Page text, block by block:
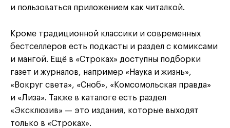
и пользоваться приложением как читалкой.
Кроме традиционной классики и современных
бестселлеров есть подкасты и раздел с комиксами
и мангой. Ещё в «Строках» доступны подборки
газет и журналов, например «Наука и жизнь»,
«Вокруг света», «Сноб», «Комсомольская правда»
и «Лиза». Также в каталоге есть раздел
«Эксклюзив» — это издания, которые выходят
только в «Строках».